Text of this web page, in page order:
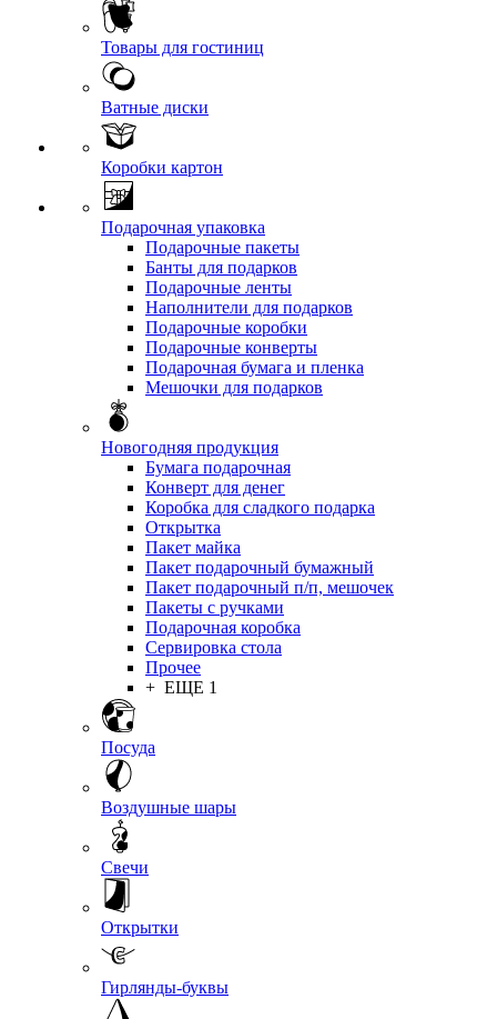
Товары для гостиниц
Ватные диски
Коробки картон
Подарочная упаковка
Подарочные пакеты
Банты для подарков
Подарочные ленты
Наполнители для подарков
Подарочные коробки
Подарочные конверты
Подарочная бумага и пленка
Мешочки для подарков
Новогодняя продукция
Бумага подарочная
Конверт для денег
Коробка для сладкого подарка
Открытка
Пакет майка
Пакет подарочный бумажный
Пакет подарочный п/п, мешочек
Пакеты с ручками
Подарочная коробка
Сервировка стола
Прочее
+ ЕЩЕ 1
Посуда
Воздушные шары
Свечи
Открытки
Гирлянды-буквы